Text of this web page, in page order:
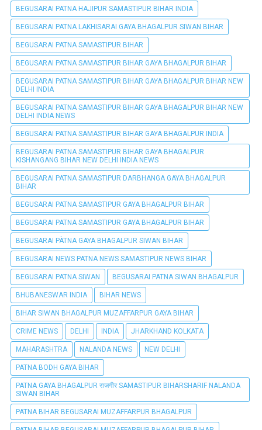
BEGUSARAI PATNA HAJIPUR SAMASTIPUR BIHAR INDIA
BEGUSARAI PATNA LAKHISARAI GAYA BHAGALPUR SIWAN BIHAR
BEGUSARAI PATNA SAMASTIPUR BIHAR
BEGUSARAI PATNA SAMASTIPUR BIHAR GAYA BHAGALPUR BIHAR
BEGUSARAI PATNA SAMASTIPUR BIHAR GAYA BHAGALPUR BIHAR NEW
DELHI INDIA
BEGUSARAI PATNA SAMASTIPUR BIHAR GAYA BHAGALPUR BIHAR NEW
DELHI INDIA NEWS
BEGUSARAI PATNA SAMASTIPUR BIHAR GAYA BHAGALPUR INDIA
BEGUSARAI PATNA SAMASTIPUR BIHAR GAYA BHAGALPUR
KISHANGANG BIHAR NEW DELHI INDIA NEWS
BEGUSARAI PATNA SAMASTIPUR DARBHANGA GAYA BHAGALPUR
BIHAR
BEGUSARAI PATNA SAMASTIPUR GAYA BHAGALPUR BIHAR
BEGUSARAI PATNA SAMASTIPUR GAYA BHAGALPUR BIHAR
BEGUSARAI PÀTNA GAYA BHAGALPUR SIWAN BIHAR
BEGUSARAI NEWS PATNA NEWS SAMASTIPUR NEWS BIHAR
BEGUSARAI PATNA SIWAN BEGUSARAI PATNA SIWAN BHAGALPUR
BHUBANESWAR INDIA BIHAR NEWS
BIHAR SIWAN BHAGALPUR MUZAFFARPUR GAYA BIHAR
CRIME NEWS DELHI INDIA JHARKHAND KOLKATA
MAHARASHTRA NALANDA NEWS NEW DELHI
PATNA BODH GAYA BIHAR
PATNA GAYA BHAGALPUR राजगीर SAMASTIPUR BIHARSHARIF NALANDA
SIWAN BIHAR
PATNA BIHAR BEGUSARAI MUZAFFARPUR BHAGALPUR